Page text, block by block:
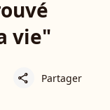
vie"
share Partager